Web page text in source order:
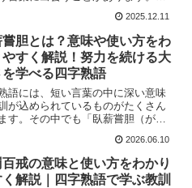
とつでした。初めて目にした時、私
に言えば少し身構えてしまいまし
を毒で制するという...
2025.12.11
嘗胆とは？意味や使い方をわ
すく解説！努力を続ける大
学べる四字熟語
語には、短い言葉の中に深い意味
が込められているものがたくさん
す。その中でも「臥薪嘗胆（がし
などで見かけることが多い有名な四
語です。しかし、言葉は知っていて
味までしっかり理解し...
2026.06.10
戒の意味と使い方をわかり
解説｜四字熟語で学ぶ教訓